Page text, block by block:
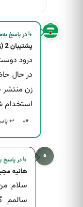
↳در پاسخ به
پشتیبان 2 (زهرا فدایی)
درود
در حال
زن منتشر
استخدام
♥۰ ↩
ه ↳در پاسخ
هانیه
سالمم